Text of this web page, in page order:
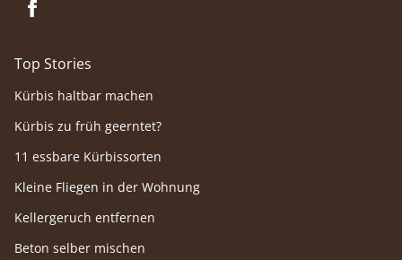
Top Stories
Kürbis haltbar machen
Kürbis zu früh geerntet?
11 essbare Kürbissorten
Kleine Fliegen in der Wohnung
Kellergeruch entfernen
Beton selber mischen